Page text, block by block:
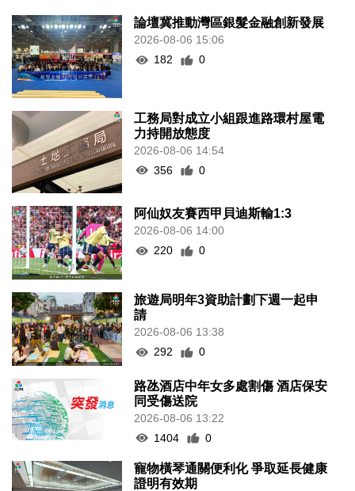
論壇冀推動灣區銀髮金融創新發展
2026-08-06 15:06
182
0
工務局對成立小組跟進路環村屋電
力持開放態度
2026-08-06 14:54
356
0
阿仙奴友賽西甲貝迪斯輸1:3
2026-08-06 14:00
220
0
旅遊局明年3資助計劃下週一起申
請
2026-08-06 13:38
292
0
路氹酒店中年女多處割傷 酒店保安
同受傷送院
2026-08-06 13:22
1404
0
寵物橫琴通關便利化 爭取延長健康
證明有效期